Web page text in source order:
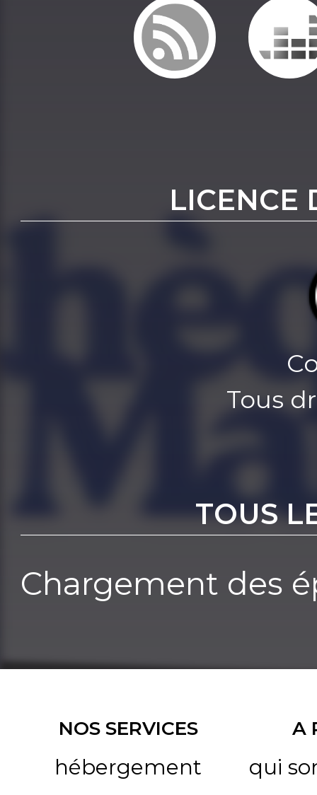
LICENCE
Tous
TOUS
Chargement des
NOS SERVICES
hébergement
A
qui